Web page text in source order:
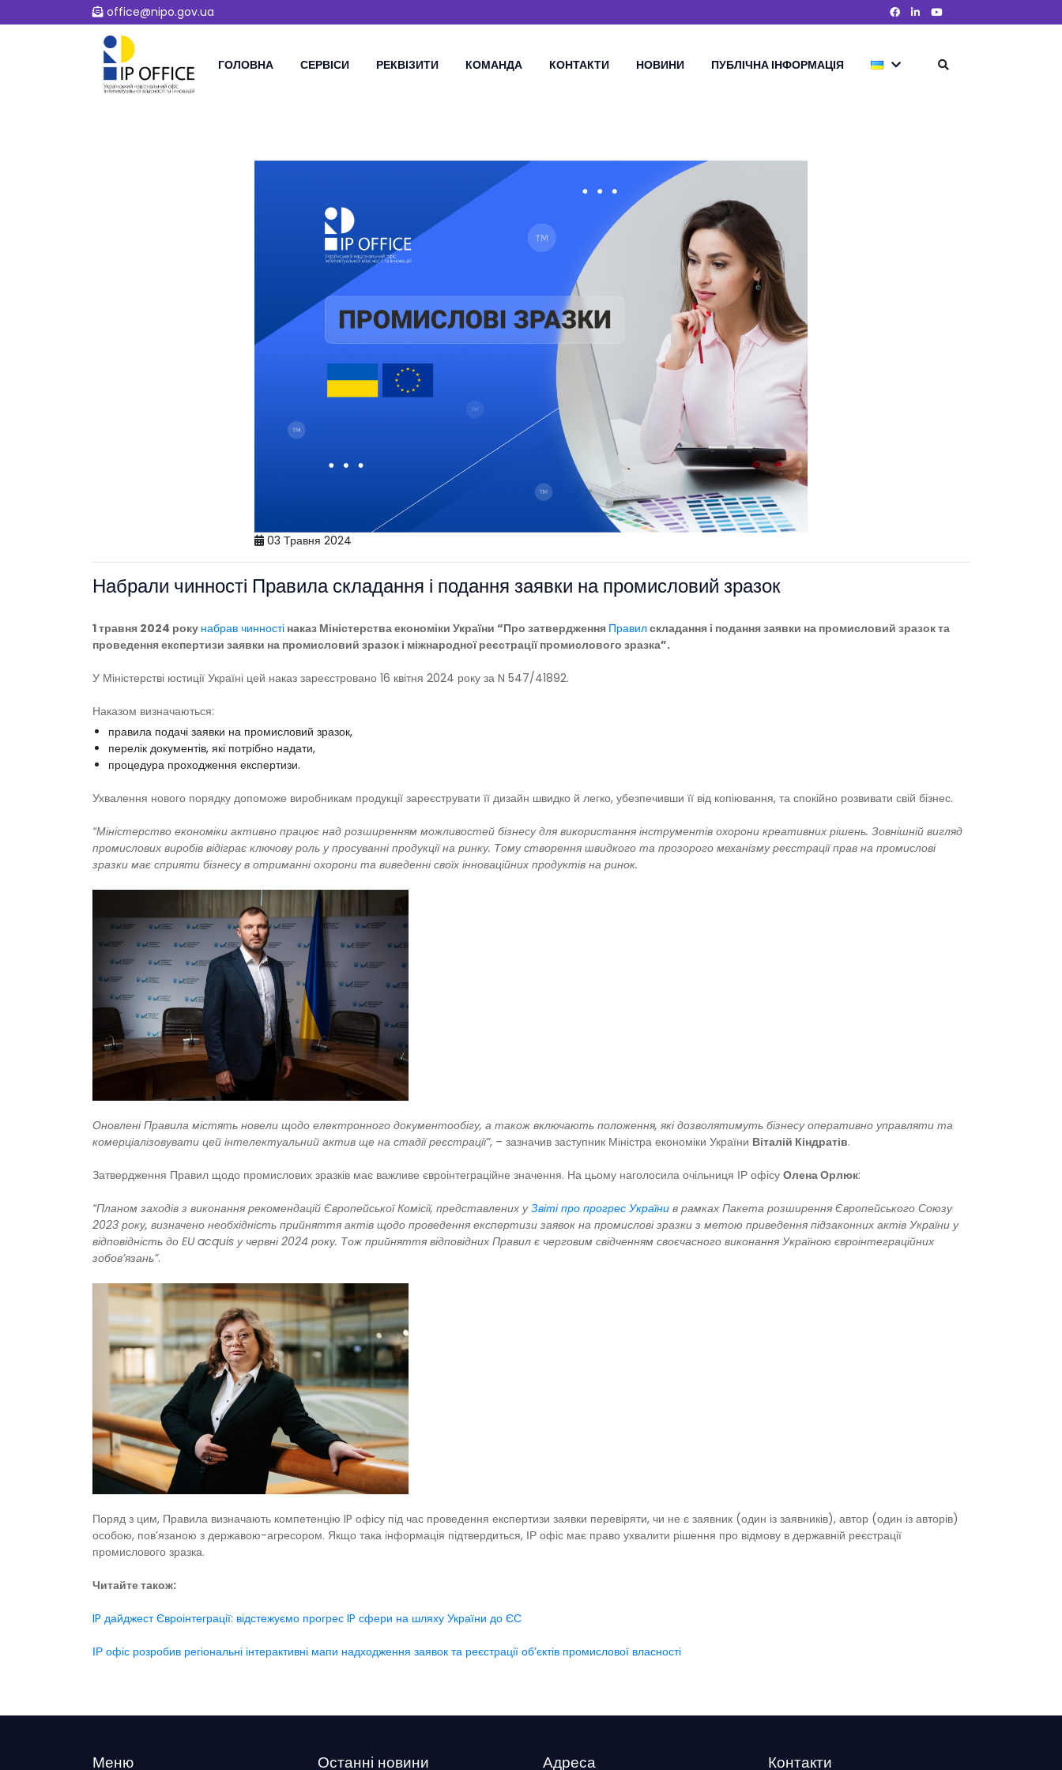
office@nipo.gov.ua
ГОЛОВНА СЕРВІСИ РЕКВІЗИТИ КОМАНДА КОНТАКТИ НОВИНИ ПУБЛІЧНА ІНФОРМАЦІЯ
03 Травня 2024
Набрали чинності Правила складання і подання заявки на промисловий зразок
1 травня 2024 року набрав чинності наказ Міністерства економіки України “Про затвердження Правилскладання і подання заявки на промисловий зразок та
проведення експертизи заявки на промисловий зразок і міжнародної реєстрації промислового зразка”.
У Міністерстві юстиції Україні цей наказ зареєстровано 16 квітня 2024 року за N 547/41892.
Наказом визначаються:
правила подачі заявки на промисловий зразок,
перелік документів, які потрібно надати,
процедура проходження експертизи.
Ухвалення нового порядку допоможе виробникам продукції зареєструвати її дизайн швидко й легко, убезпечивши її від копіювання, та спокійно розвивати свій бізнес.
“Міністерство економіки активно працює над розширенням можливостей бізнесу для використання інструментів охорони креативних рішень. Зовнішній вигляд
промислових виробів відіграє ключову роль у просуванні продукції на ринку. Тому створення швидкого та прозорого механізму реєстрації прав на промислові
зразки має сприяти бізнесу в отриманні охорони та виведенні своїх інноваційних продуктів на ринок.
Оновлені Правила містять новели щодо електронного документообігу, а також включають положення, які дозволятимуть бізнесу оперативно управляти та
комерціалізовувати цей інтелектуальний актив ще на стадії реєстрації”, – зазначив заступник Міністра економіки України Віталій Кіндратів.
Затвердження Правил щодо промислових зразків має важливе євроінтеграційне значення. На цьому наголосила очільниця ІР офісу Олена Орлюк:
“Планом заходів з виконання рекомендацій Європейської Комісії, представлених уЗвіті про прогрес України в рамках Пакета розширення Європейського Союзу
2023 року, визначено необхідність прийняття актів щодо проведення експертизи заявок на промислові зразки з метою приведення підзаконних актів України у
відповідність до EU acquis у червні 2024 року. Тож прийняття відповідних Правил є черговим свідченням своєчасного виконання Україною євроінтеграційних
зобов’язань”.
Поряд з цим, Правила визначають компетенцію IP офісу під час проведення експертизи заявки перевіряти, чи не є заявник (один із заявників), автор (один із авторів)
особою, пов’язаною з державою-агресором. Якщо така інформація підтвердиться, ІР офіс має право ухвалити рішення про відмову в державній реєстрації
промислового зразка.
Читайте також:
IP дайджест Євроінтеграції: відстежуємо прогрес IP сфери на шляху України до ЄС
ІР офіс розробив регіональні інтерактивні мапи надходження заявок та реєстрації об’єктів промислової власності
Меню Останні новини Адреса Контакти